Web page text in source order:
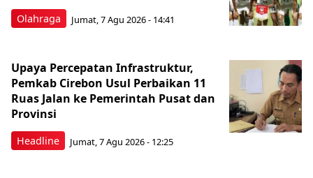
Olahraga Jumat, 7 Agu 2026 - 14:41
Headline
Upaya Percepatan Infrastruktur,
Pemkab Cirebon Usul Perbaikan 11
Ruas Jalan ke Pemerintah Pusat dan
Provinsi
Jumat, 7 Agu 2026 - 12:25